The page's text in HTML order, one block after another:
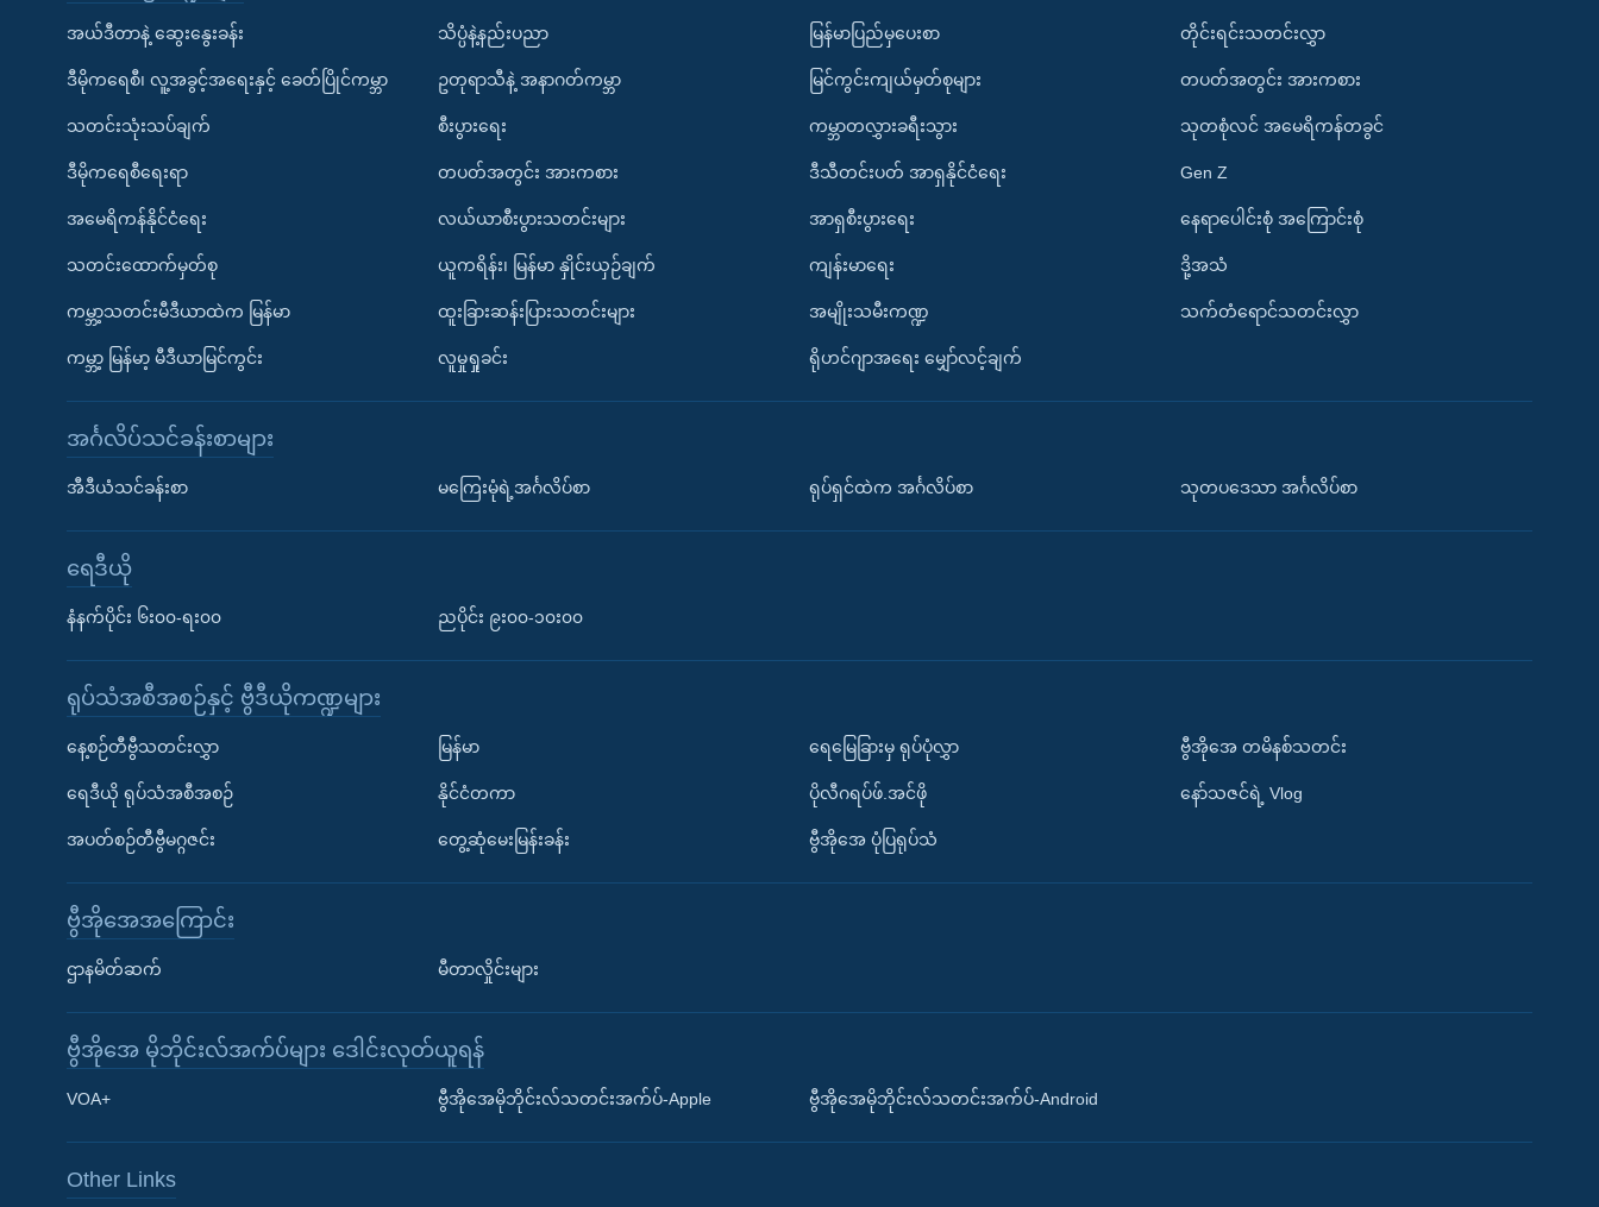
Learning English
အယ်ဒီတာနဲ့ ဆွေးနွေးခန်း
ဒီမိုကရေစီ၊ လူ့အခွင့်အရေးနှင့် ခေတ်ပြိုင်ကမ္ဘာ
သတင်းသုံးသပ်ချက်
ဒီမိုကရေစီရေးရာ
အမေရိကန်နိုင်ငံရေး
သတင်းထောက်မှတ်စု
ကမ္ဘာ့သတင်းမီဒီယာထဲက မြန်မာ
ကမ္ဘာ့ မြန်မာ့ မီဒီယာမြင်ကွင်း
သိပ္ပံနဲ့နည်းပညာ
ဥတုရာသီနဲ့ အနာဂတ်ကမ္ဘာ
စီးပွားရေး
တပတ်အတွင်း အားကစား
လယ်ယာစီးပွားသတင်းများ
ယူကရိန်း၊ မြန်မာ နှိုင်းယှဉ်ချက်
ထူးခြားဆန်းပြားသတင်းများ
လူမှုရှုခင်း
မြန်မာပြည်မှပေးစာ
မြင်ကွင်းကျယ်မှတ်စုများ
ကမ္ဘာတလွှားခရီးသွား
ဒီသီတင်းပတ် အာရှနိုင်ငံရေး
အာရှစီးပွားရေး
ကျန်းမာရေး
အမျိုးသမီးကဏ္ဍ
ရိုဟင်ဂျာအရေး မျှော်လင့်ချက်
တိုင်းရင်းသတင်းလွှာ
တပတ်အတွင်း အားကစား
သုတစုံလင် အမေရိကန်တခွင်
Gen Z
နေရာပေါင်းစုံ အကြောင်းစုံ
ဒို့အသံ
သက်တံရောင်သတင်းလွှာ
အင်္ဂလိပ်သင်ခန်းစာများ
အီဒီယံသင်ခန်းစာ မကြေးမုံရဲ့အင်္ဂလိပ်စာ ရုပ်ရှင်ထဲက အင်္ဂလိပ်စာ သုတပဒေသာ အင်္ဂလိပ်စာ
ရေဒီယို
နံနက်ပိုင်း ၆း၀၀-ရး၀၀ ညပိုင်း ၉း၀၀-၁၀း၀၀
ရုပ်သံအစီအစဉ်နှင့် ဗွီဒီယိုကဏ္ဍများ
နေ့စဉ်တီဗွီသတင်းလွှာ
ရေဒီယို ရုပ်သံအစီအစဉ်
အပတ်စဉ်တီဗွီမဂ္ဂဇင်း
မြန်မာ
နိုင်ငံတကာ
တွေ့ဆုံမေးမြန်းခန်း
ရေမြေခြားမှ ရုပ်ပုံလွှာ
ပိုလီဂရပ်ဖ်.အင်ဖို
ဗွီအိုအေ ပုံပြရုပ်သံ
ဗွီအိုအေ တမိနစ်သတင်း
နော်သဇင်ရဲ့ Vlog
ဗွီအိုအေအကြောင်း
ဌာနမိတ်ဆက် မီတာလှိုင်းများ
ဗွီအိုအေ မိုဘိုင်းလ်အက်ပ်များ ဒေါင်းလုတ်ယူရန်
VOA+ ဗွီအိုအေမိုဘိုင်းလ်သတင်းအက်ပ်-Apple ဗွီအိုအေမိုဘိုင်းလ်သတင်းအက်ပ်-Android
Other Links